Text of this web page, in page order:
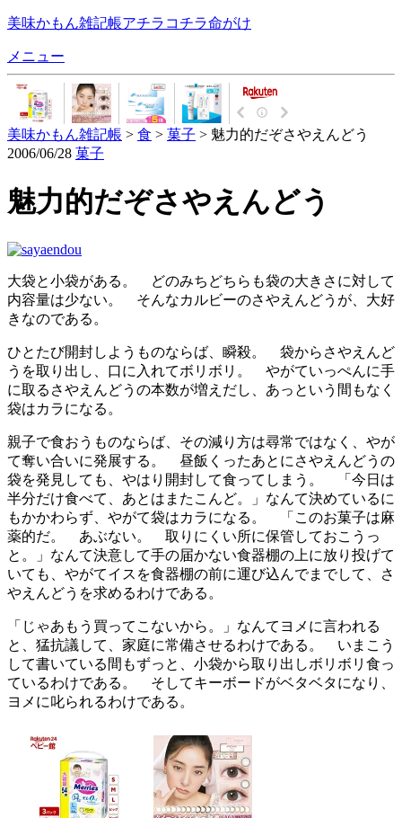
美味かもん雑記帳アチラコチラ命がけ
メニュー
美味かもん雑記帳 > 食 > 菓子 > 魅力的だぞさやえんどう
2006/06/28 菓子
魅力的だぞさやえんどう
大袋と小袋がある。 どのみちどちらも袋の大きさに対して
内容量は少ない。 そんなカルビーのさやえんどうが、大好
きなのである。
ひとたび開封しようものならば、瞬殺。 袋からさやえんど
うを取り出し、口に入れてボリボリ。 やがていっぺんに手
に取るさやえんどうの本数が増えだし、あっという間もなく
袋はカラになる。
親子で食おうものならば、その減り方は尋常ではなく、やが
て奪い合いに発展する。 昼飯くったあとにさやえんどうの
袋を発見しても、やはり開封して食ってしまう。 「今日は
半分だけ食べて、あとはまたこんど。」なんて決めているに
もかかわらず、やがて袋はカラになる。 「このお菓子は麻
薬的だ。 あぶない。 取りにくい所に保管しておこうっ
と。」なんて決意して手の届かない食器棚の上に放り投げて
いても、やがてイスを食器棚の前に運び込んでまでして、さ
やえんどうを求めるわけである。
「じゃあもう買ってこないから。」なんてヨメに言われる
と、猛抗議して、家庭に常備させるわけである。 いまこう
して書いている間もずっと、小袋から取り出しボリボリ食っ
ているわけである。 そしてキーボードがベタベタになり、
ヨメに叱られるわけである。